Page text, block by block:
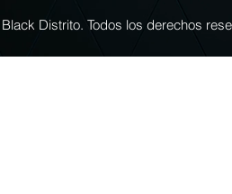
Distrito. Todos los derechos